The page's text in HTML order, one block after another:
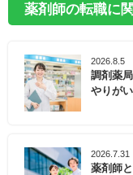
薬剤師の転職に
2026.8.5
調剤薬
やりが
2026.7.31
薬剤師